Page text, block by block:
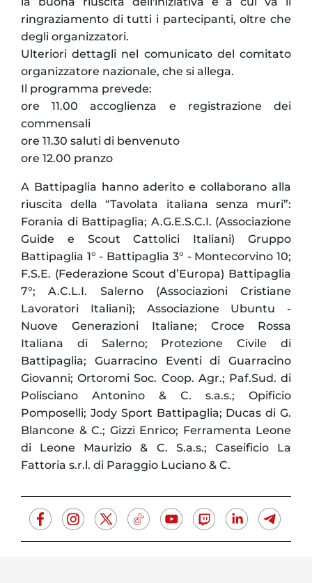
ringraziamento di tutti i partecipanti, oltre che
degli organizzatori.
Ulteriori dettagli nel comunicato del comitato
organizzatore nazionale, che si allega.
Il programma prevede:
ore 11.00 accoglienza e registrazione dei
commensali
ore 11.30 saluti di benvenuto
ore 12.00 pranzo
A Battipaglia hanno aderito e collaborano alla
riuscita della “Tavolata italiana senza muri”:
Forania di Battipaglia; A.G.E.S.C.I. (Associazione
Guide e Scout Cattolici Italiani) Gruppo
Battipaglia 1° - Battipaglia 3° - Montecorvino 10;
F.S.E. (Federazione Scout d’Europa) Battipaglia
7°; A.C.L.I. Salerno (Associazioni Cristiane
Lavoratori Italiani); Associazione Ubuntu -
Nuove Generazioni Italiane; Croce Rossa
Italiana di Salerno; Protezione Civile di
Battipaglia; Guarracino Eventi di Guarracino
Giovanni; Ortoromi Soc. Coop. Agr.; Paf.Sud. di
Polisciano Antonino & C. s.a.s.; Opificio
Pomposelli; Jody Sport Battipaglia; Ducas di G.
Blancone & C.; Gizzi Enrico; Ferramenta Leone
di Leone Maurizio & C. S.a.s.; Caseificio La
Fattoria s.r.l. di Paraggio Luciano & C.